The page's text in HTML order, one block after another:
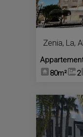
Zenia, La,
80m²
2